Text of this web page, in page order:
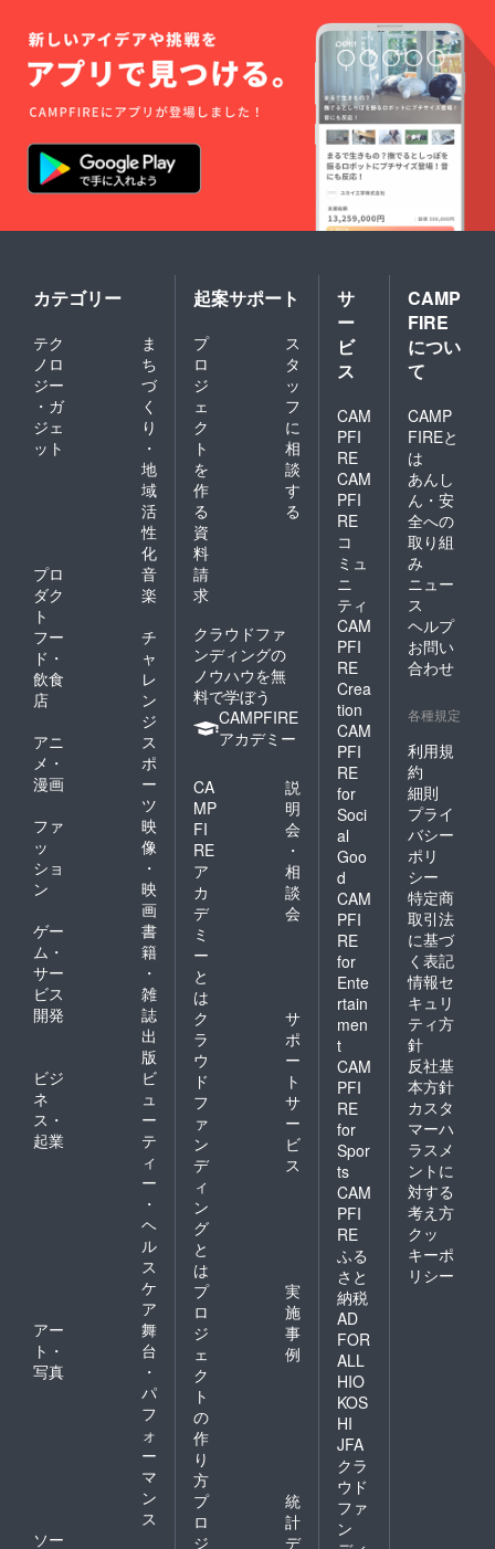
付き。
★お茶
会…日
程は後
日決定
致しま
す。 ＜
報告
会・お
ついて
＞ 交通
費はご
きま
す。 ※
写真は
イメー
ジで
界大会
期間中
の写真
を使用
し、現
地の様
子がこ
れ一つ
で分か
う、阿
部遥奈
がデザ
しま
す。 ★
オリジ
ナルカ
レン
ダー 阿
部遥奈
大会期
間中に
撮影し
たヨー
ロッパ
(コソボ)
の写真
を使用
しデザ
イン致
しま
す。 ＜
報告
会・お
茶会に
ついて
費はご
きま
す。
カテゴリー
テク
ノロ
ジー
・ガ
ジェ
ット
ま
ち
づ
く
り
・
地
域
活
性
化
プロ
ダク
ト
音
楽
フー
ド・
飲食
店
チ
ャ
レ
ン
ジ
アニ
メ・
漫画
ス
ポ
ー
ツ
ファ
ッ
ショ
ン
映
像
・
映
画
ゲー
ム・
サー
ビス
開発
書
籍
・
雑
誌
出
版
ビジ
ネ
ス・
起業
ビ
ュ
ー
テ
ィ
ー
・
ヘ
ル
ス
ケ
ア
アー
ト・
写真
舞
台
・
パ
フ
ォ
ー
マ
ン
ス
ソー
起案サポート
プ
ロ
ジ
ェ
ク
ト
を
作
る
ス
タ
ッ
フ
に
相
談
す
る
資
料
請
求
クラウドファ
ンディングの
ノウハウを無
料で学ぼう
CAMPFIRE
アカデミー
CA
MP
FI
RE
ア
カ
デ
ミ
ー
と
は
説
明
会
・
相
談
会
ク
ラ
ウ
ド
フ
ァ
ン
デ
ィ
ン
グ
と
は
サ
ポ
ー
ト
サ
ー
ビ
ス
プ
ロ
ジ
ェ
ク
ト
の
作
り
方
実
施
事
例
プ
ロ
ジ
統
計
デ
サ
ー
ビ
ス
CAM
PFI
RE
CAM
PFI
RE
コ
ミュ
ニ
ティ
CAM
PFI
RE
Crea
tion
CAM
PFI
RE
for
Soci
al
Goo
d
CAM
PFI
RE
for
Ente
rtain
men
t
CAM
PFI
RE
for
Spor
ts
CAM
PFI
RE
ふる
さと
納税
AD
FOR
ALL
HIO
KOS
HI
JFA
クラ
ウド
ファ
ン
CAMP
FIRE
につい
て
CAMP
FIREと
は
あんし
ん・安
全への
取り組
み
ニュー
ス
ヘルプ
お問い
合わせ
各種規定
利用規
約
細則
プライ
バシー
ポリ
シー
特定商
取引法
に基づ
く表記
情報セ
キュリ
ティ方
針
反社基
本方針
カスタ
マーハ
ラスメ
ントに
対する
考え方
クッ
キーポ
リシー